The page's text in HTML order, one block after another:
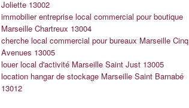
Joliette 13002
immobilier entreprise local commercial pour boutique
Marseille Chartreux 13004
cherche local commercial pour bureaux Marseille Cinq
Avenues 13005
louer local d'activité Marseille Saint Just 13005
location hangar de stockage Marseille Saint Barnabé
13012